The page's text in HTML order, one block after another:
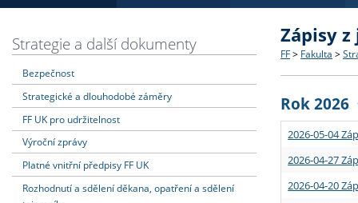
Dozvědět se více
Struktura
Strategie
Podpora
Podat přihlášku
Co
Učitelské
Dozvědět se více
Rigorózní
Dozvědět se více
O vědě a
Granty a
Dozvědět se více
Aktuální
Strategie a další dokumenty
Bezpečnost
Strategické a dlouhodobé záměry
FF UK pro udržitelnost
Výroční zprávy
Platné vnitřní předpisy FF UK
Rozhodnutí a sdělení děkana, opatření a sdělení
Zápisy
FF > Fakulta >
Rok 2026
2026-05-04
2026-04-27
2026-04-20